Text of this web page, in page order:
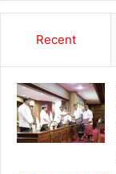
Recent